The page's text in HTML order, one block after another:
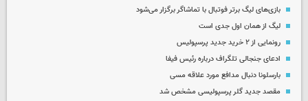
بازی‌های لیگ برتر فوتبال با تماشاگر برگزار می‌شود
لیگ از همان اول جدی است
رونمایی از ۲ خرید جدید پرسپولیس
ادعای جنجالی تلگراف درباره رئیس فیفا
بارسلونا دنبال مدافع مورد علاقه مسی
مقصد جدید گلر پرسپولیسی مشخص شد